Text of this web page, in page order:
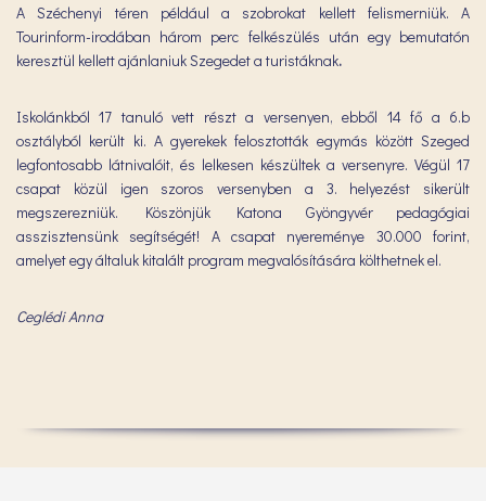
A Széchenyi téren például a szobrokat kellett felismerniük. A
Tourinform-irodában három perc felkészülés után egy bemutatón
keresztül kellett ajánlaniuk Szegedet a turistáknak.
Iskolánkból 17 tanuló vett részt a versenyen, ebből 14 fő a 6.b
osztályból került ki. A gyerekek felosztották egymás között Szeged
legfontosabb látnivalóit, és lelkesen készültek a versenyre. Végül 17
csapat közül igen szoros versenyben a 3. helyezést sikerült
megszerezniük. Köszönjük Katona Gyöngyvér pedagógiai
asszisztensünk segítségét! A csapat nyereménye 30.000 forint,
amelyet egy általuk kitalált program megvalósítására költhetnek el.
Ceglédi Anna